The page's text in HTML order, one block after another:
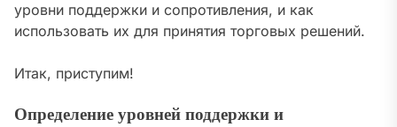
уровни поддержки и сопротивления, и как
использовать их для принятия торговых решений.
Итак, приступим!
Определение уровней поддержки и